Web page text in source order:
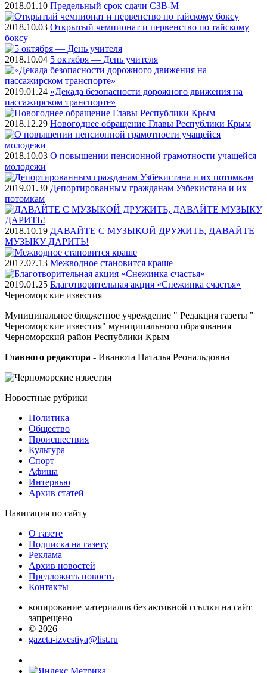
2018.01.10 Предельный срок сдачи СЗВ-М
2018.10.03 Открытый чемпионат и первенство по тайскому
боксу
2018.10.04 5 октября — День учителя
2019.01.24 «Декада безопасности дорожного движения на
пассажирском транспорте»
2018.12.29 Новогоднее обращение Главы Республики Крым
2018.10.03 О повышении пенсионной грамотности учащейся
молодежи
2019.01.30 Депортированным гражданам Узбекистана и их
потомкам
2018.10.19 ДАВАЙТЕ С МУЗЫКОЙ ДРУЖИТЬ, ДАВАЙТЕ
МУЗЫКУ ДАРИТЬ!
2017.07.13 Межводное становится краше
2019.01.25 Благотворительная акция «Снежинка счастья»
Черноморские известия
Муниципальное бюджетное учреждение " Редакция газеты "
Черноморские известия" муниципального образования
Черноморский район Республики Крым
Главного редактора - Иванюта Наталья Реональдовна
Новостные рубрики
Политика
Общество
Проиcшествия
Культура
Спорт
Афиша
Интервью
Архив статей
Навигация по сайту
О газете
Подписка на газету
Реклама
Архив новостей
Предложить новость
Контакты
копирование материалов без активной ссылки на сайт
запрещено
© 2026
gazeta-izvestiya@list.ru